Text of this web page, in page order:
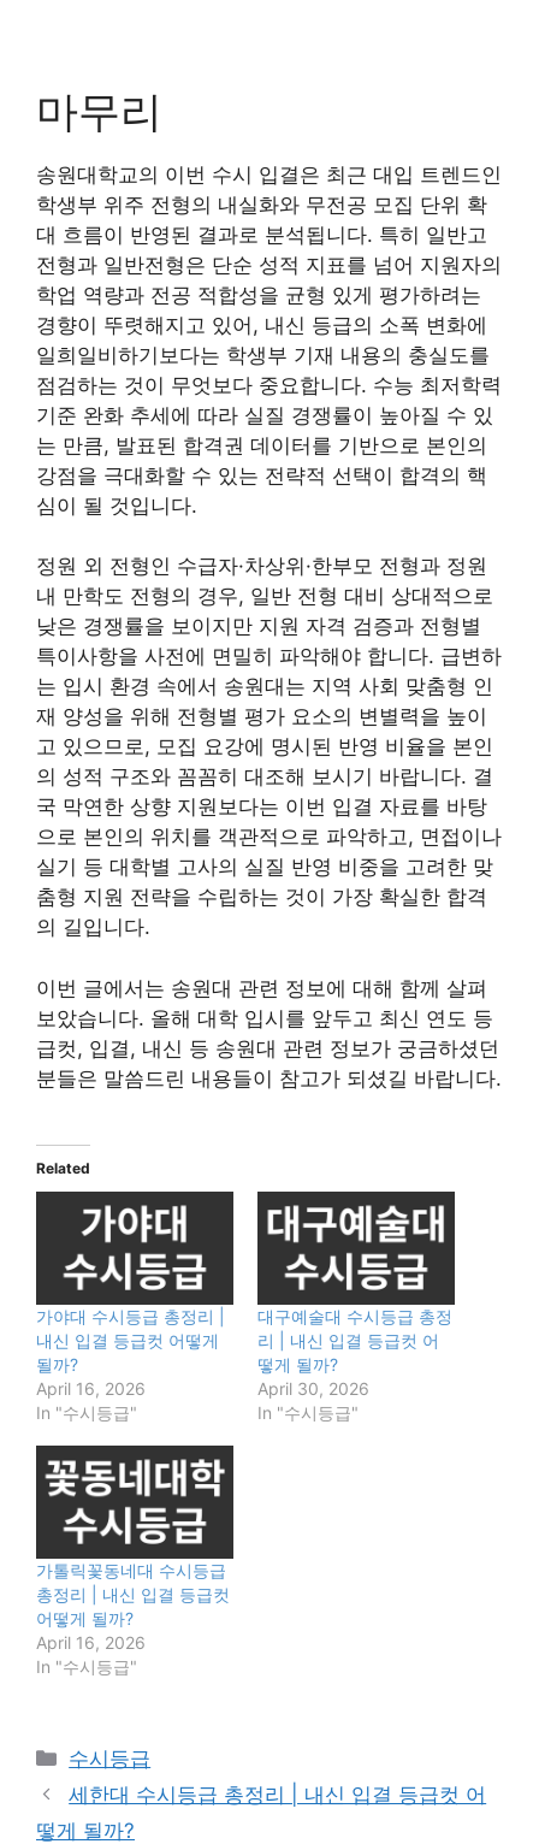
마무리
송원대학교의 이번 수시 입결은 최근 대입 트렌드인
학생부 위주 전형의 내실화와 무전공 모집 단위 확
대 흐름이 반영된 결과로 분석됩니다. 특히 일반고
전형과 일반전형은 단순 성적 지표를 넘어 지원자의
학업 역량과 전공 적합성을 균형 있게 평가하려는
경향이 뚜렷해지고 있어, 내신 등급의 소폭 변화에
일희일비하기보다는 학생부 기재 내용의 충실도를
점검하는 것이 무엇보다 중요합니다. 수능 최저학력
기준 완화 추세에 따라 실질 경쟁률이 높아질 수 있
는 만큼, 발표된 합격권 데이터를 기반으로 본인의
강점을 극대화할 수 있는 전략적 선택이 합격의 핵
심이 될 것입니다.
정원 외 전형인 수급자·차상위·한부모 전형과 정원
내 만학도 전형의 경우, 일반 전형 대비 상대적으로
낮은 경쟁률을 보이지만 지원 자격 검증과 전형별
특이사항을 사전에 면밀히 파악해야 합니다. 급변하
는 입시 환경 속에서 송원대는 지역 사회 맞춤형 인
재 양성을 위해 전형별 평가 요소의 변별력을 높이
고 있으므로, 모집 요강에 명시된 반영 비율을 본인
의 성적 구조와 꼼꼼히 대조해 보시기 바랍니다. 결
국 막연한 상향 지원보다는 이번 입결 자료를 바탕
으로 본인의 위치를 객관적으로 파악하고, 면접이나
실기 등 대학별 고사의 실질 반영 비중을 고려한 맞
춤형 지원 전략을 수립하는 것이 가장 확실한 합격
의 길입니다.
이번 글에서는 송원대 관련 정보에 대해 함께 살펴
보았습니다. 올해 대학 입시를 앞두고 최신 연도 등
급컷, 입결, 내신 등 송원대 관련 정보가 궁금하셨던
분들은 말씀드린 내용들이 참고가 되셨길 바랍니다.
Related
가야대 수시등급 총정리 |
내신 입결 등급컷 어떻게
될까?
April 16, 2026
In "수시등급"
대구예술대 수시등급 총정
리 | 내신 입결 등급컷 어
떻게 될까?
April 30, 2026
In "수시등급"
가톨릭꽃동네대 수시등급
총정리 | 내신 입결 등급컷
어떻게 될까?
April 16, 2026
In "수시등급"
Categories
수시등급
세한대 수시등급 총정리 | 내신 입결 등급컷 어
떻게 될까?